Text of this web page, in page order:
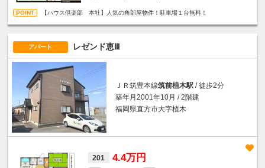
【ハウス倶楽部 本社】人気の角部屋物件！駐車場１台無料！
アパート レゼンド恵Ⅲ
ＪＲ筑豊本線筑前植木駅 / 徒歩2分
築年月2001年10月 / 2階建
福岡県直方市大字植木
201 4.4万円